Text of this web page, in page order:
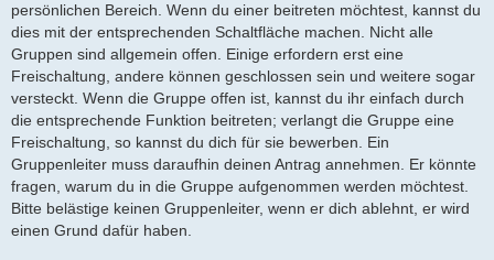
persönlichen Bereich. Wenn du einer beitreten möchtest, kannst du
dies mit der entsprechenden Schaltfläche machen. Nicht alle
Gruppen sind allgemein offen. Einige erfordern erst eine
Freischaltung, andere können geschlossen sein und weitere sogar
versteckt. Wenn die Gruppe offen ist, kannst du ihr einfach durch
die entsprechende Funktion beitreten; verlangt die Gruppe eine
Freischaltung, so kannst du dich für sie bewerben. Ein
Gruppenleiter muss daraufhin deinen Antrag annehmen. Er könnte
fragen, warum du in die Gruppe aufgenommen werden möchtest.
Bitte belästige keinen Gruppenleiter, wenn er dich ablehnt, er wird
einen Grund dafür haben.